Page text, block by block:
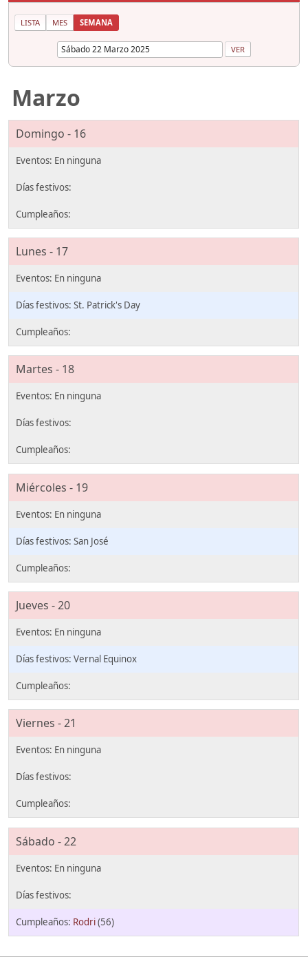
LISTA MES SEMANA
Marzo
Domingo - 16
Lunes - 17
St. Patrick's Day
Martes - 18
Miércoles - 19
San José
Jueves - 20
Vernal Equinox
Viernes - 21
Sábado - 22
Rodri(56)